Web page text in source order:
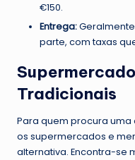
€150.
Entrega:
parte, com taxas
Tradicionais
Para quem procura
os supermercados e
alternativa. Encontra-se